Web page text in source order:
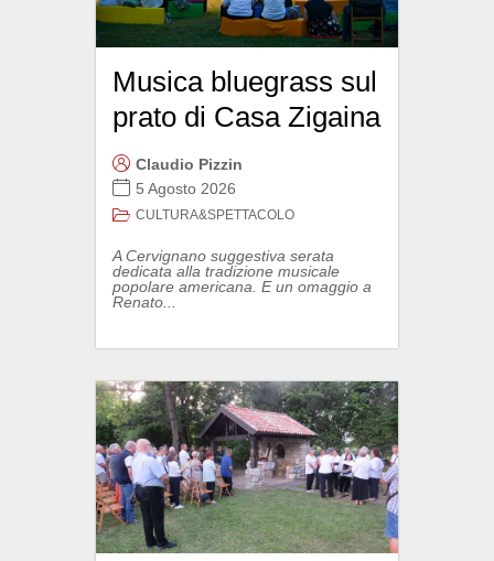
Musica bluegrass sul
prato di Casa Zigaina
Claudio Pizzin
5 Agosto 2026
CULTURA&SPETTACOLO
A Cervignano suggestiva serata
dedicata alla tradizione musicale
popolare americana. E un omaggio a
Renato...